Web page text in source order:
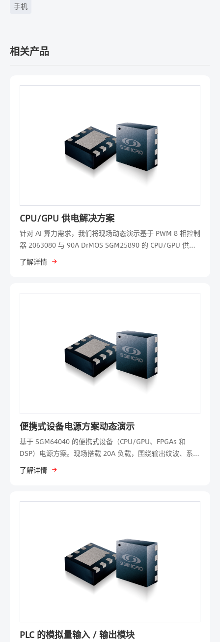
手机
相关产品
CPU/GPU 供电解决方案
针对 AI 算力需求，我们将现场动态演示基于 PWM 8 相控制
器 2063080 与 90A DrMOS SGM25890 的 CPU/GPU 供电
解决方案，展现其在大电流、高效率供电管理方面的突出性
能，并展示功率更高的 PWM 16 相控制器 2063016 与 90A
的峰值电流。
了解详情
便携式设备电源方案动态演示
基于 SGM64040 的便携式设备（CPU/GPU、FPGAs 和
DSP）电源方案。现场搭载 20A 负载，围绕输出纹波、系统
效率及动态响应三大核心指标进行实测展示，直观呈现器件
低纹波、高效率与快速动态响应的卓越性能。
了解详情
PLC 的模拟量输入 / 输出模块